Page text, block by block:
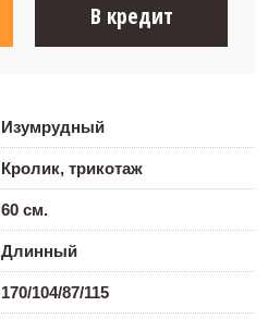
В кредит
Изумрудный
Кролик, трикотаж
60 см.
Длинный
170/104/87/115